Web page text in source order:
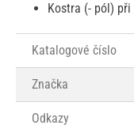
Kostra (- pól)
Katalogové číslo
Značka
Odkazy